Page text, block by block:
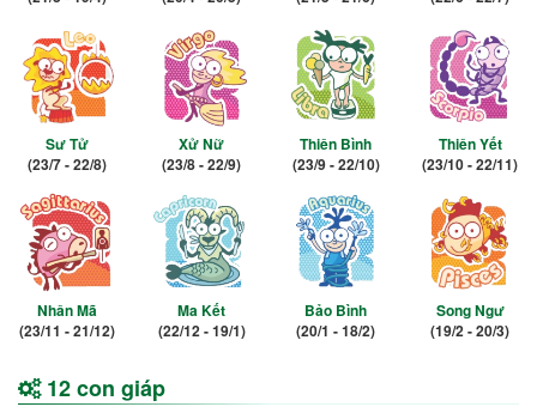
Sư Tử
(23/7 - 22/8)
Xử Nữ
(23/8 - 22/9)
Thiên Bình
(23/9 - 22/10)
Thiên Yết
(23/10 - 22/11)
Nhân Mã
(23/11 - 21/12)
Ma Kết
(22/12 - 19/1)
Bảo Bình
(20/1 - 18/2)
Song Ngư
(19/2 - 20/3)
12 con giáp